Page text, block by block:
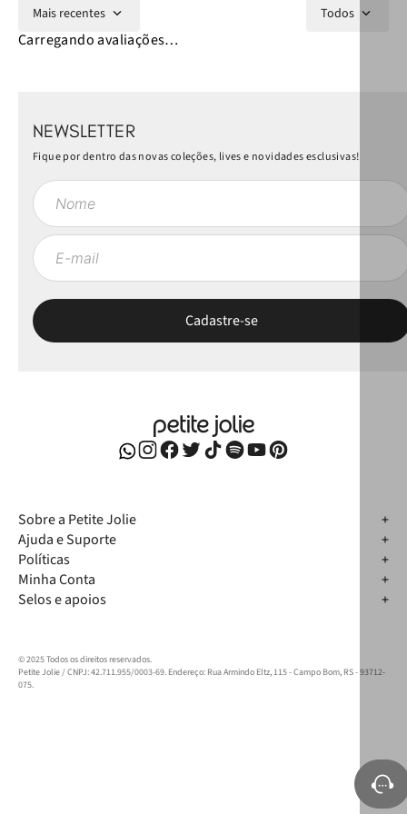
Mais recentes Todos
Carregando avaliações…
NEWSLETTER
Fique por dentro das novas coleções, lives e novidades esclusivas!
Sobre a Petite Jolie
Ajuda e Suporte
Políticas
Minha Conta
Selos e apoios
© 2025 Todos os direitos reservados.
Petite Jolie / CNPJ: 42.711.955/0003-69. Endereço: Rua Armindo Eltz, 115 - Campo Bom, RS - 93712-
075.